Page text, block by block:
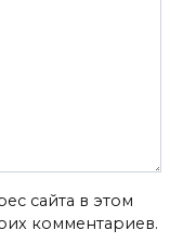
сайта в этом
комментариев.